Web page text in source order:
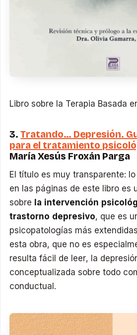
Libro sobre la Terapia Basada
3.Tratando… Depresión.
para el tratamiento
María Xesús Froxán Parga
El título es muy transparente:
en las páginas de este libro es
sobre la intervención
trastorno depresivo, que es
psicopatologías más
esta obra, que no es
resulta fácil de leer, la
conceptualizada sobre todo
conductual.